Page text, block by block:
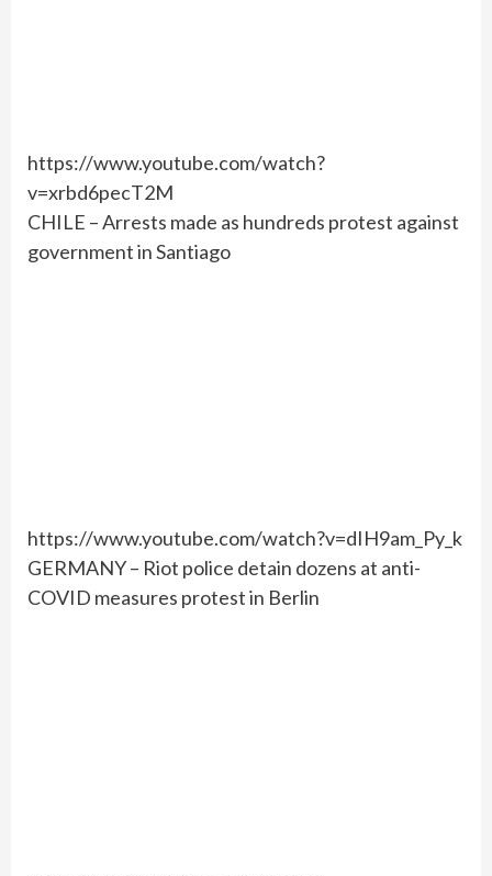
https://www.youtube.com/watch?
v=xrbd6pecT2M
CHILE – Arrests made as hundreds protest against
government in Santiago
https://www.youtube.com/watch?v=dIH9am_Py_k
GERMANY – Riot police detain dozens at anti-
COVID measures protest in Berlin